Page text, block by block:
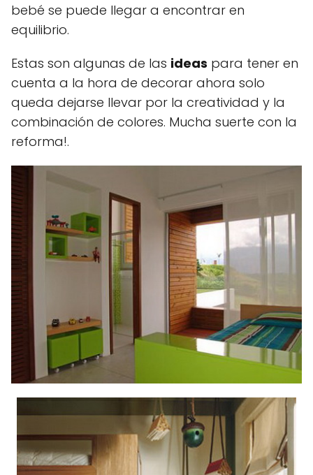
bebé se puede llegar a encontrar en
equilibrio.
Estas son algunas de las ideas para tener en
cuenta a la hora de decorar ahora solo
queda dejarse llevar por la creatividad y la
combinación de colores. Mucha suerte con la
reforma!.